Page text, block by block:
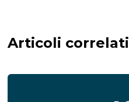
Articoli correlati